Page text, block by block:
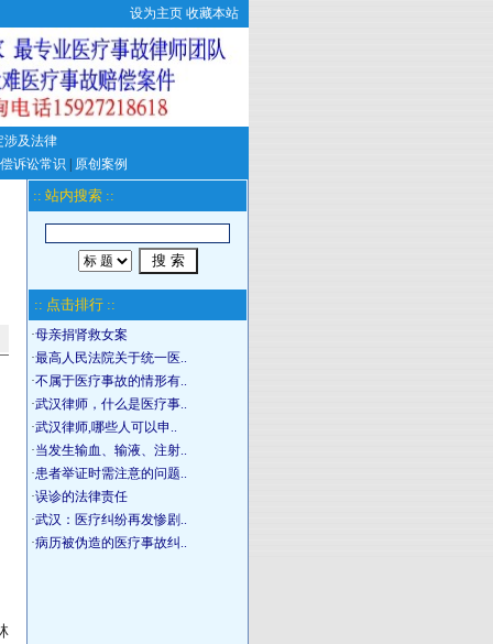
设为主页 收藏本站
涉及法律
诉讼常识
原创案例
:: 站内搜索 ::
:: 点击排行 ::
·母亲捐肾救女案
·最高人民法院关于统一医..
·不属于医疗事故的情形有..
·武汉律师，什么是医疗事..
·武汉律师,哪些人可以申..
·当发生输血、输液、注射..
·患者举证时需注意的问题..
·误诊的法律责任
·武汉：医疗纠纷再发惨剧..
·病历被伪造的医疗事故纠..